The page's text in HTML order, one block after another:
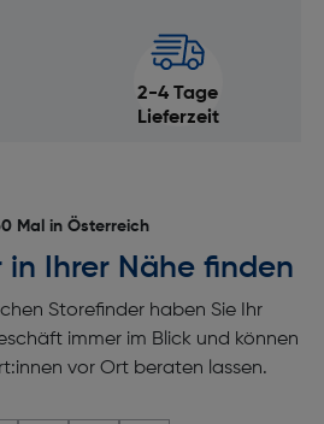
2-4 Tage
Lieferzeit
Mal in Österreich
in Ihrer Nähe finden
Storefinder haben Sie Ihr
immer im Blick und können
vor Ort beraten lassen.